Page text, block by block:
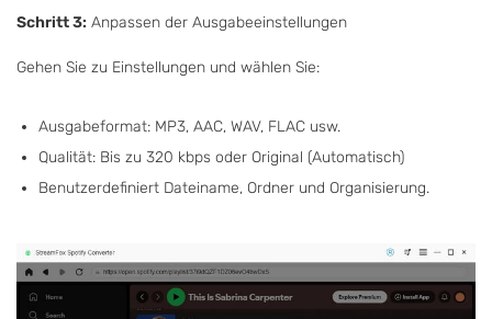
Schritt 3: Anpassen der Ausgabeeinstellungen
Gehen Sie zu Einstellungen und wählen Sie:
Ausgabeformat: MP3, AAC, WAV, FLAC usw.
Qualität: Bis zu 320 kbps oder Original (Automatisch)
Benutzerdefiniert Dateiname, Ordner und Organisierung.